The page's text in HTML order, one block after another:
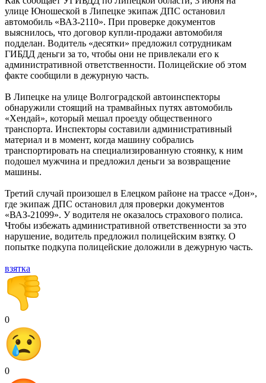
улице Юношеской в Липецке экипаж ДПС остановил
автомобиль «ВАЗ-2110». При проверке документов
выяснилось, что договор купли-продажи автомобиля
подделан. Водитель «десятки» предложил сотрудникам
ГИБДД деньги за то, чтобы они не привлекали его к
административной ответственности. Полицейские об этом
факте сообщили в дежурную часть.
В Липецке на улице Волгоградской автоинспекторы
обнаружили стоящий на трамвайных путях автомобиль
«Хендай», который мешал проезду общественного
транспорта. Инспекторы составили административный
материал и в момент, когда машину собрались
транспортировать на специализированную стоянку, к ним
подошел мужчина и предложил деньги за возвращение
машины.
Третий случай произошел в Елецком районе на трассе «Дон»,
где экипаж ДПС остановил для проверки документов
«ВАЗ-21099». У водителя не оказалось страхового полиса.
Чтобы избежать административной ответственности за это
нарушение, водитель предложил полицейским взятку. О
попытке подкупа полицейские доложили в дежурную часть.
взятка
0
0